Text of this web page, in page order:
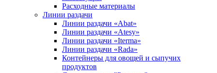
Расходные материалы
Линии раздачи
Линии раздачи «Abat»
Линии раздачи «Atesy»
Линии раздачи «Iterma»
Линии раздачи «Rada»
Контейнеры для овощей и сыпучих
продуктов